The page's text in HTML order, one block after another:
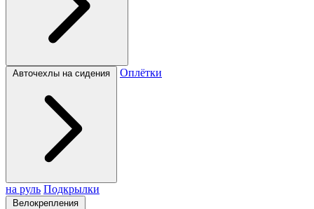
Авточехлы на сидения Оплётки
на руль Подкрылки
Велокрепления